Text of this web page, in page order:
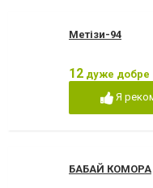
Метізи-94
12 дуже добре
Я
БАБАЙ КОМОРА